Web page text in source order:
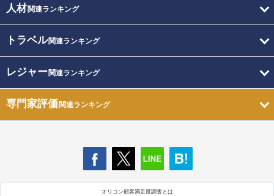
人材関連ランキング
トラベル関連ランキング
レジャー関連ランキング
専門家評価関連ランキング
オリコン顧客満足度調査とは